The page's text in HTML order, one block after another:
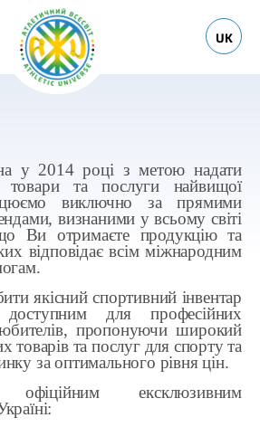
UK
у 2014 році з метою надати
товари та послуги найвищої
виключно за прямими
визнаними у всьому світі
Ви отримаєте продукцію та
відповідає всім міжнародним
якісний спортивний інвентар
для професійних
пропонуючи широкий
товарів та послуг для спорту та
за оптимального рівня цін.
ексклюзивним